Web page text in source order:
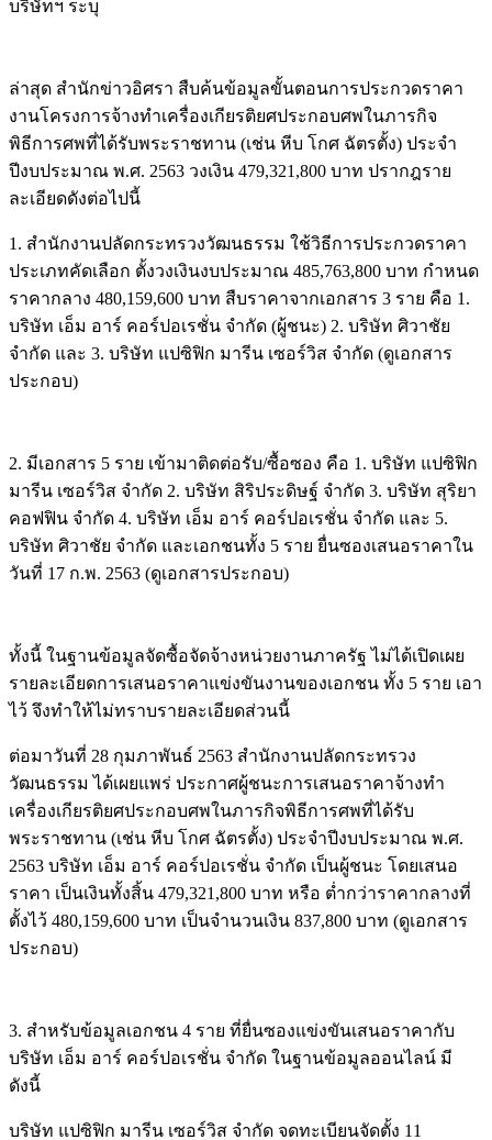
บริษัทฯ ระบุ
ล่าสุด สำนักข่าวอิศรา สืบค้นข้อมูลขั้นตอนการประกวดราคา
งานโครงการจ้างทำเครื่องเกียรติยศประกอบศพในภารกิจ
พิธีการศพที่ได้รับพระราชทาน (เช่น หีบ โกศ ฉัตรตั้ง) ประจำ
ปีงบประมาณ พ.ศ. 2563 วงเงิน 479,321,800 บาท ปรากฎราย
ละเอียดดังต่อไปนี้
1. สำนักงานปลัดกระทรวงวัฒนธรรม ใช้วิธีการประกวดราคา
ประเภทคัดเลือก ตั้งวงเงินงบประมาณ 485,763,800 บาท กำหนด
ราคากลาง 480,159,600 บาท สืบราคาจากเอกสาร 3 ราย คือ 1.
บริษัท เอ็ม อาร์ คอร์ปอเรชั่น จำกัด (ผู้ชนะ) 2. บริษัท ศิวาชัย
จำกัด และ 3. บริษัท แปซิฟิก มารีน เซอร์วิส จำกัด (ดูเอกสาร
ประกอบ)
2. มีเอกสาร 5 ราย เข้ามาติดต่อรับ/ซื้อซอง คือ 1. บริษัท แปซิฟิก
มารีน เซอร์วิส จำกัด 2. บริษัท สิริประดิษฐ์ จำกัด 3. บริษัท สุริยา
คอฟฟิน จำกัด 4. บริษัท เอ็ม อาร์ คอร์ปอเรชั่น จำกัด และ 5.
บริษัท ศิวาชัย จำกัด และเอกชนทั้ง 5 ราย ยื่นซองเสนอราคาใน
วันที่ 17 ก.พ. 2563 (ดูเอกสารประกอบ)
ทั้งนี้ ในฐานข้อมูลจัดซื้อจัดจ้างหน่วยงานภาครัฐ ไม่ได้เปิดเผย
รายละเอียดการเสนอราคาแข่งขันงานของเอกชน ทั้ง 5 ราย เอา
ไว้ จึงทำให้ไม่ทราบรายละเอียดส่วนนี้
ต่อมาวันที่ 28 กุมภาพันธ์ 2563 สำนักงานปลัดกระทรวง
วัฒนธรรม ได้เผยแพร่ ประกาศผู้ชนะการเสนอราคาจ้างทำ
เครื่องเกียรติยศประกอบศพในภารกิจพิธีการศพที่ได้รับ
พระราชทาน (เช่น หีบ โกศ ฉัตรตั้ง) ประจำปีงบประมาณ พ.ศ.
2563 บริษัท เอ็ม อาร์ คอร์ปอเรชั่น จำกัด เป็นผู้ชนะ โดยเสนอ
ราคา เป็นเงินทั้งสิ้น 479,321,800 บาท หรือ ต่ำกว่าราคากลางที่
ตั้งไว้ 480,159,600 บาท เป็นจำนวนเงิน 837,800 บาท (ดูเอกสาร
ประกอบ)
3. สำหรับข้อมูลเอกชน 4 ราย ที่ยื่นซองแข่งขันเสนอราคากับ
บริษัท เอ็ม อาร์ คอร์ปอเรชั่น จำกัด ในฐานข้อมูลออนไลน์ มี
ดังนี้
บริษัท แปซิฟิก มารีน เซอร์วิส จำกัด จดทะเบียนจัดตั้ง 11